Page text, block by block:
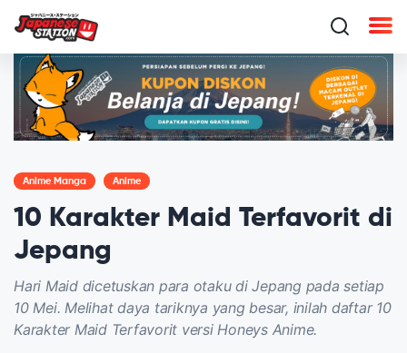
Anime Manga Anime
10 Karakter Maid Terfavorit di
Jepang
Hari Maid dicetuskan para otaku di Jepang pada setiap
10 Mei. Melihat daya tariknya yang besar, inilah daftar 10
Karakter Maid Terfavorit versi Honeys Anime.